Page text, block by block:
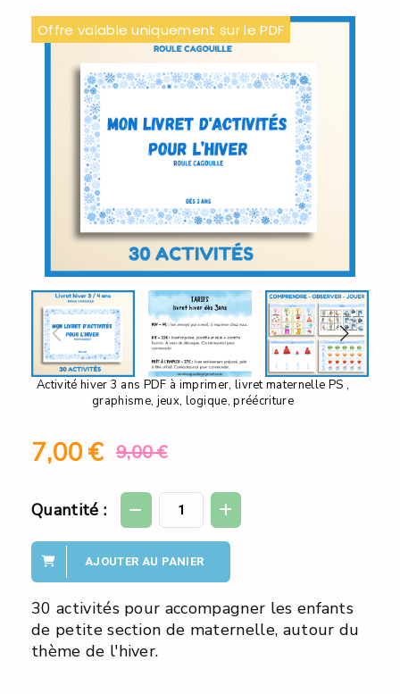
Offre valable uniquement sur le PDF
Activité hiver 3 ans PDF à imprimer, livret maternelle PS ,
graphisme, jeux, logique, préécriture
7,00€ 9,00€
Quantité :
AJOUTER AU PANIER
30 activités pour accompagner les enfants
de petite section de maternelle, autour du
thème de l'hiver.